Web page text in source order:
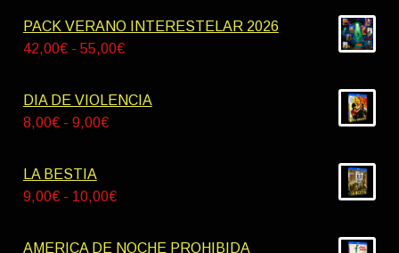
PACK VERANO INTERESTELAR 2026
42,00€ - 55,00€Rango
precios:
DIA DE VIOLENCIA
8,00€ - 9,00€Rango
desde
LA BESTIA
9,00€ - 10,00€Rango
precios:
AMERICA DE NOCHE PROHIBIDA